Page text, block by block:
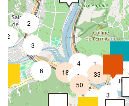
2
8
2
3
6
4
4
18
7
2
3
50
33